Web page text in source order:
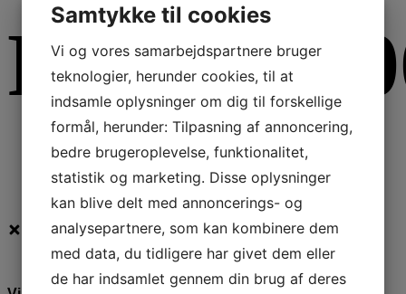
Samtykke til cookies
Vi og vores samarbejdspartnere bruger
teknologier, herunder cookies, til at
indsamle oplysninger om dig til forskellige
formål, herunder: Tilpasning af annoncering,
bedre brugeroplevelse, funktionalitet,
statistik og marketing. Disse oplysninger
kan blive delt med annoncerings- og
analysepartnere, som kan kombinere dem
med data, du tidligere har givet dem eller
de har indsamlet gennem din brug af deres